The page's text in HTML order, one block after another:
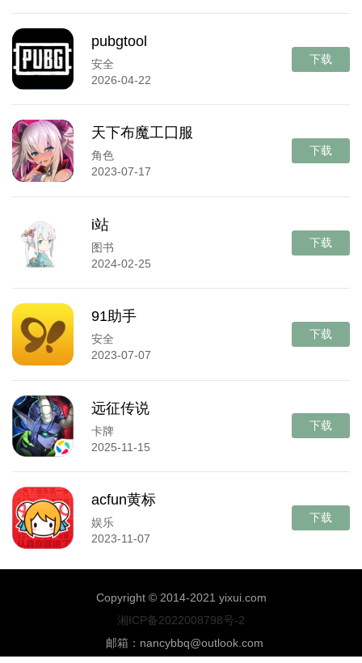
pubgtool
安全
2026-04-22
下载
天下布魔工囗服
角色
2023-07-17
下载
i站
图书
2024-02-25
下载
91助手
安全
2023-07-07
下载
远征传说
卡牌
2025-11-15
下载
acfun黄标
娱乐
2023-11-07
下载
Copyright © 2014-2021 yixui.com
湘ICP备2022008798号-2
邮箱：nancybbq@outlook.com